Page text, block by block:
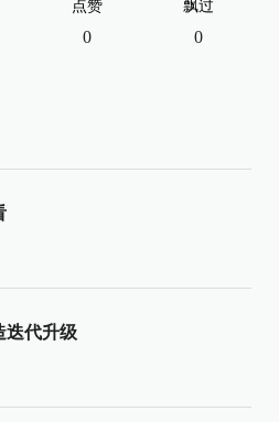
点赞
0
飘过
0
迭代升级